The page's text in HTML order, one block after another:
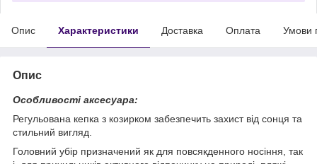
Опис Характеристики Доставка Оплата Умови
Опис
Особливості аксесуара:
Регульована кепка з козирком забезпечить захист від сонця та
стильний вигляд.
Головний убір призначений як для повсякденного носіння, так